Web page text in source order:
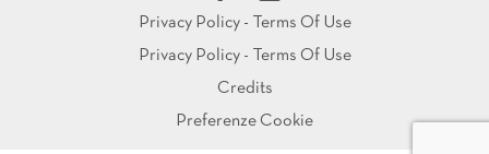
Privacy Policy - Terms Of Use
Privacy Policy - Terms Of Use
Credits
Preferenze Cookie